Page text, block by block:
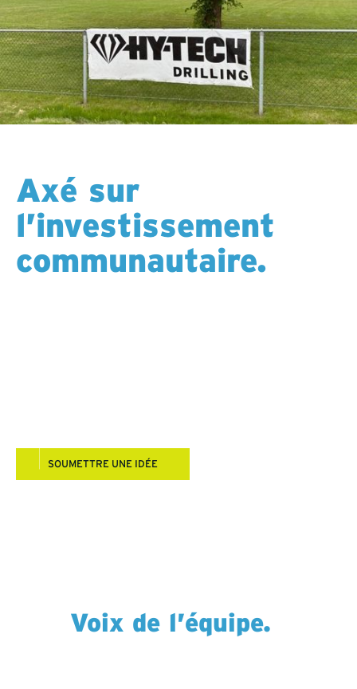
Axé sur
l’investissement
communautaire.
SOUMETTRE UNE IDÉE
Voix de l’équipe.